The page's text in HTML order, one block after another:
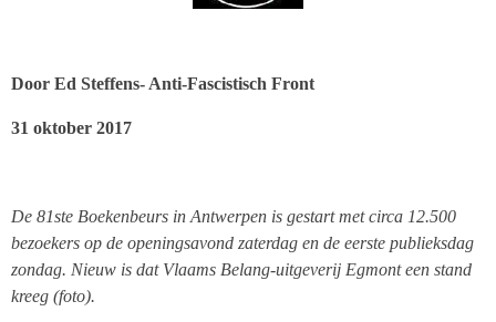
Door Ed Steffens- Anti-Fascistisch Front
31 oktober 2017
De 81ste Boekenbeurs in Antwerpen is gestart met circa 12.500
bezoekers op de openingsavond zaterdag en de eerste publieksdag
zondag. Nieuw is dat Vlaams Belang-uitgeverij Egmont een stand
kreeg (foto).